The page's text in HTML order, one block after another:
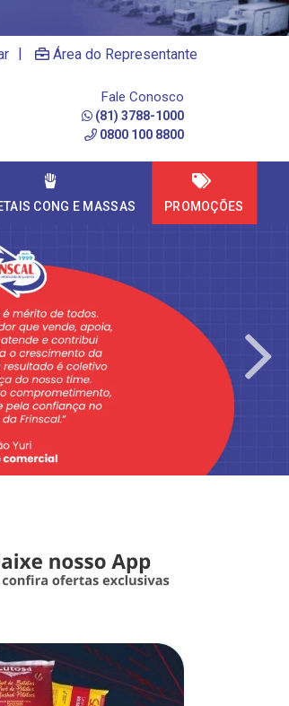
| Área do Representante
Fale Conosco
(81) 3788-1000
0800 100 8800
CONG E MASSAS PROMOÇÕES